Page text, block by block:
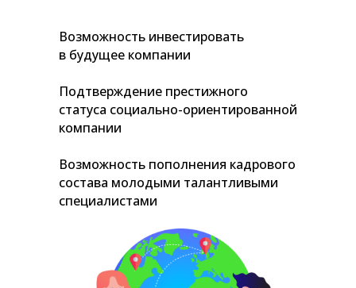
Возможность инвестировать
в будущее компании
Подтверждение престижного
статуса социально-ориентированной
компании
Возможность пополнения кадрового
состава молодыми талантливыми
специалистами